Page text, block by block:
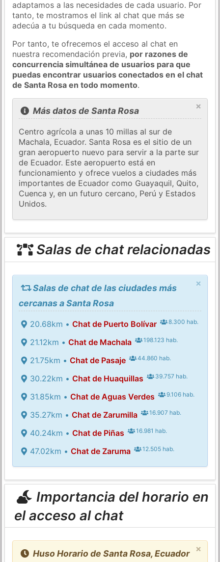
adaptamos a las necesidades de cada usuario. Por
tanto, te mostramos el link al chat que más se
adecúa a tu búsqueda en cada momento.
Por tanto, te ofrecemos el acceso al chat en
nuestra recomendación previa, por razones de
concurrencia simultánea de usuarios para que
puedas encontrar usuarios conectados en el chat
de Santa Rosa en todo momento.
×
Más datos de Santa Rosa
Centro agrícola a unas 10 millas al sur de
Machala, Ecuador. Santa Rosa es el sitio de un
gran aeropuerto nuevo para servir a la parte sur
de Ecuador. Este aeropuerto está en
funcionamiento y ofrece vuelos a ciudades más
importantes de Ecuador como Guayaquil, Quito,
Cuenca y, en un futuro cercano, Perú y Estados
Unidos.
Salas de chat relacionadas
×
Salas de chat de las ciudades más
cercanas a Santa Rosa
20.68km • Chat de Puerto Bolívar 8.300 hab.
21.12km • Chat de Machala 198.123 hab.
21.75km • Chat de Pasaje 44.860 hab.
30.22km • Chat de Huaquillas 39.757 hab.
31.85km • Chat de Aguas Verdes 9.106 hab.
35.27km • Chat de Zarumilla 16.907 hab.
40.24km • Chat de Piñas 16.981 hab.
47.02km • Chat de Zaruma 12.505 hab.
Importancia del horario en
el acceso al chat
×
Huso Horario de Santa Rosa, Ecuador